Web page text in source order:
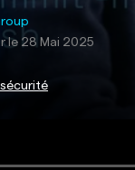
le 28 Mai 2025